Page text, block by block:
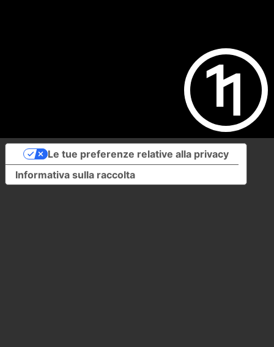
Informativa sulla raccolta
Le tue preferenze relative alla privacy